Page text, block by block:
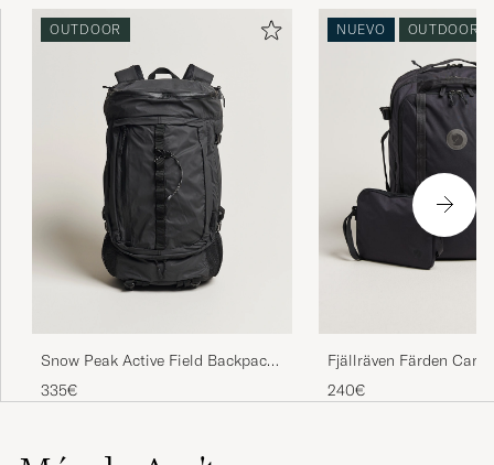
OUTDOOR
Snow Peak Active Field Backpack
M Black
335€
NUEVO OUTDOOR
Fjällräven Färden
Coal Black
240€